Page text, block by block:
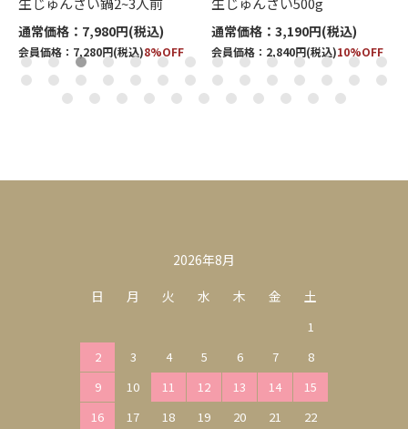
通常価格：7,980円(税込)
会員価格：7,280円(税込)8%OFF
通常価格：3,190円(税込)
会員価格：2,840円(税込)10%OFF
2026年8月
日
月 火 水 木 金 土
1
2
3 4 5 6 7
8
9
10 11 12 13 14
15
16
17 18 19 20 21
22